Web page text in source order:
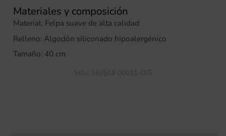
Materiales y composición
Material: Felpa suave de alta calidad
Relleno: Algodón siliconado hipoalergénico
Tamaño: 40 cm